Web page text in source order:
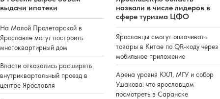
выдачи ипотеки
На Малой Пролетарской в
Ярославле могут построить
многоквартирный дом
Власти отказались расширять
внутриквартальный проезд в
центре Ярославля
назвали в числе лидеров в
сфере туризма ЦФО
Ярославцы смогут оплачивать
товары в Китае по QR-коду через
мобильное приложение
Арена уровня КХЛ, МГУ и собор
Ушакова: что ярославцам
посмотреть в Саранске